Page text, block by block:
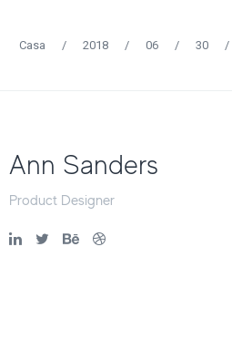
Casa / 2018 / 06 / 30 /
Ann Sanders
Product Designer